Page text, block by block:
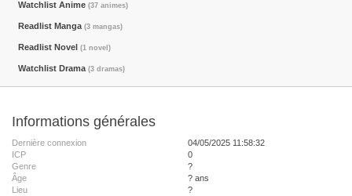
Watchlist Anime (37 animes)
Readlist Manga (3 mangas)
Readlist Novel (1 novel)
Watchlist Drama (3 dramas)
Informations générales
Dernière connexion
04/05/2025 11:58:32
ICP
0
Genre
?
Âge
? ans
Lieu
?